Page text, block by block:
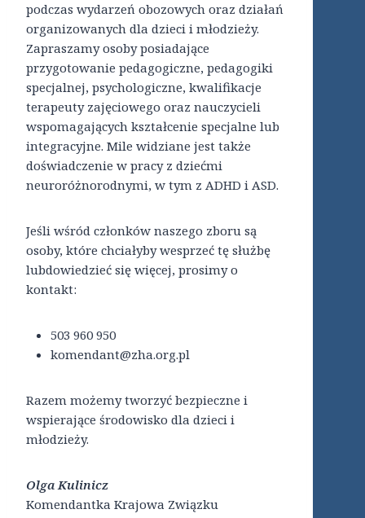
podczas wydarzeń obozowych oraz działań
organizowanych dla dzieci i młodzieży.
Zapraszamy osoby posiadające
przygotowanie pedagogiczne, pedagogiki
specjalnej, psychologiczne, kwalifikacje
terapeuty zajęciowego oraz nauczycieli
wspomagających kształcenie specjalne lub
integracyjne. Mile widziane jest także
doświadczenie w pracy z dziećmi
neuroróżnorodnymi, w tym z ADHD i ASD.
Jeśli wśród członków naszego zboru są
osoby, które chciałyby wesprzeć tę służbę
lubdowiedzieć się więcej, prosimy o
kontakt:
503 960 950
komendant@zha.org.pl
Razem możemy tworzyć bezpieczne i
wspierające środowisko dla dzieci i
młodzieży.
Olga Kulinicz
Komendantka Krajowa Związku